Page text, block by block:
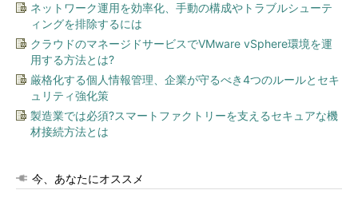
ネットワーク運用を効率化、手動の構成やトラブルシューテ
ィングを排除するには
クラウドのマネージドサービスでVMware vSphere環境を運
用する方法とは?
厳格化する個人情報管理、企業が守るべき4つのルールとセキ
ュリティ強化策
製造業では必須?スマートファクトリーを支えるセキュアな機
材接続方法とは
今、あなたにオススメ